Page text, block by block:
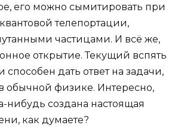
его можно сымитировать при
телепортации,
частицами. И всё же,
открытие. Текущий вспять
способен дать ответ на задачи,
обычной физике. Интересно,
нибудь создана настоящая
как думаете?